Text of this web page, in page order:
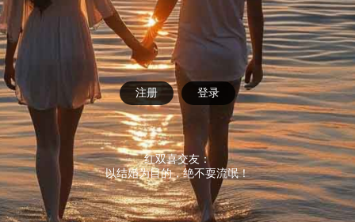
注册 登录
红双喜交友：
以结婚为目的，绝不耍流氓！